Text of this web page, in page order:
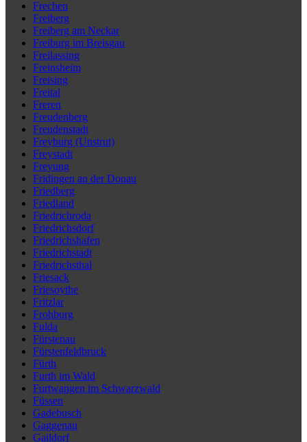
Frechen
Freiberg
Freiberg am Neckar
Freiburg im Breisgau
Freilassing
Freinsheim
Freising
Freital
Freren
Freudenberg
Freudenstadt
Freyburg (Unstrut)
Freystadt
Freyung
Fridingen an der Donau
Friedberg
Friedland
Friedrichroda
Friedrichsdorf
Friedrichshafen
Friedrichstadt
Friedrichsthal
Friesack
Friesoythe
Fritzlar
Frohburg
Fulda
Fürstenau
Fürstenfeldbruck
Fürth
Furth im Wald
Furtwangen im Schwarzwald
Füssen
Gadebusch
Gaggenau
Gaildorf